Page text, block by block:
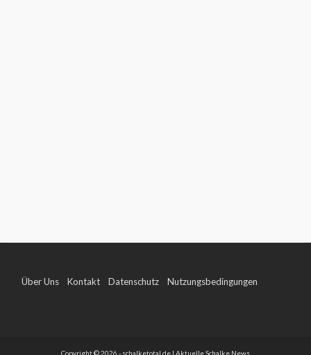
Über Uns Kontakt Datenschutz Nutzungsbedingungen
Copyright © 2026 - schalketotal.de | Aktuelle Schalke News